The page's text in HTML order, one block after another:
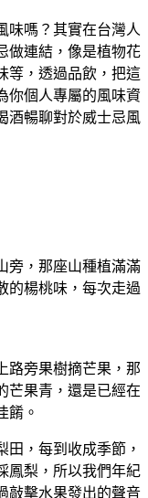
味嗎？其實在台灣人
做連結，像是植物花
等，透過品飲，把這
你個人專屬的風味資
酒暢聊對於威士忌風
旁，那座山種植滿滿
的楊桃味，每次走過
路旁果樹摘芒果，那
芒果青，還是已經在
餚。
田，每到收成季節，
鳳梨，所以我們年紀
敲擊水果發出的聲音